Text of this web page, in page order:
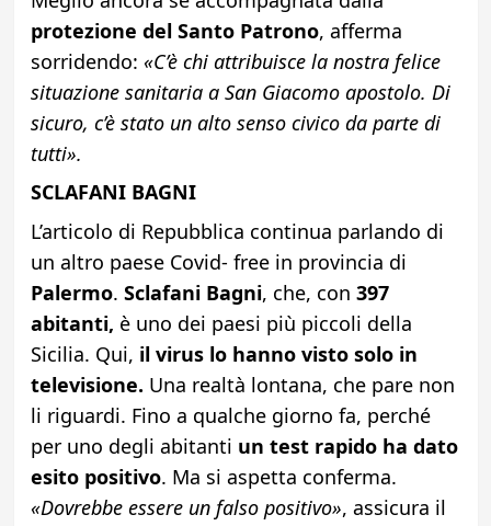
protezione del Santo Patrono, afferma
sorridendo: «C’è chi attribuisce la nostra felice
situazione sanitaria a San Giacomo apostolo. Di
sicuro, c’è stato un alto senso civico da parte di
tutti».
SCLAFANI BAGNI
L’articolo di Repubblica continua parlando di
un altro paese Covid- free in provincia di
Palermo. Sclafani Bagni, che, con 397
abitanti, è uno dei paesi più piccoli della
Sicilia. Qui, il virus lo hanno visto solo in
televisione. Una realtà lontana, che pare non
li riguardi. Fino a qualche giorno fa, perché
per uno degli abitanti un test rapido ha dato
esito positivo. Ma si aspetta conferma.
«Dovrebbe essere un falso positivo», assicura il